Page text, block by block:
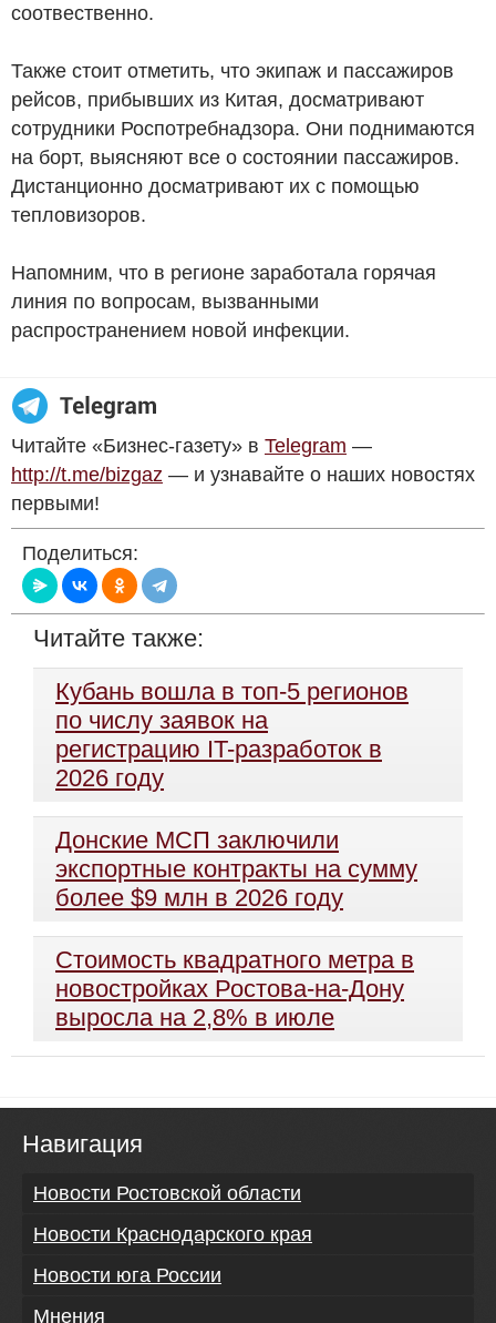
соотвественно.
Также стоит отметить, что экипаж и пассажиров
рейсов, прибывших из Китая, досматривают
сотрудники Роспотребнадзора. Они поднимаются
на борт, выясняют все о состоянии пассажиров.
Дистанционно досматривают их с помощью
тепловизоров.
Напомним, что в регионе заработала горячая
линия по вопросам, вызванными
распространением новой инфекции.
Читайте «Бизнес-газету» в Telegram —
http://t.me/bizgaz — и узнавайте о наших новостях
первыми!
Поделиться:
Читайте также:
Кубань вошла в топ-5 регионов
по числу заявок на
регистрацию IT-разработок в
2026 году
Донские МСП заключили
экспортные контракты на сумму
более $9 млн в 2026 году
Стоимость квадратного метра в
новостройках Ростова-на-Дону
выросла на 2,8% в июле
Навигация
Новости Ростовской области
Новости Краснодарского края
Новости юга России
Мнения